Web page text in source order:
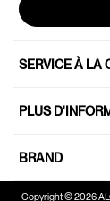
SERVICE À LA
PLUS
BRAND
Copyright © 2026